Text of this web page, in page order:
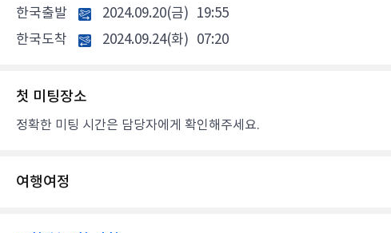
한국출발 2024.09.20(금) 19:55
한국도착
2024.09.24(화) 07:20
첫 미팅장소
정확한 미팅 시간은 담당자에게 확인해주세요.
여행여정